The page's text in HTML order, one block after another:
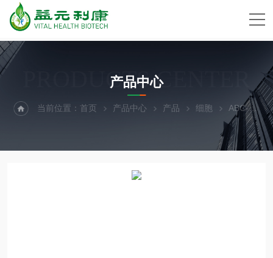
PRODUCTS CENTER
产品中心
当前位置：首页 产品中心 产品 细胞 ABC-FC0046RFP人多巴胺能神经元细胞